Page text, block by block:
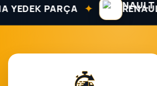
PARÇA ✦ RENAULT